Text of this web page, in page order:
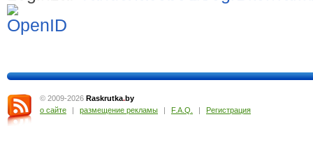
© 2009-2026 Raskrutka.by
о сайте
| размещение рекламы | F.A.Q. | Регистрация